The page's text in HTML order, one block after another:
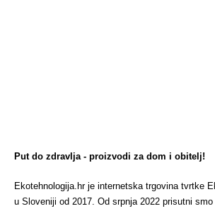
Put do zdravlja - proizvodi za dom i obitelj!
Ekotehnologija.hr je internetska trgovina tvrtke
u Sloveniji od 2017. Od srpnja 2022 prisutni